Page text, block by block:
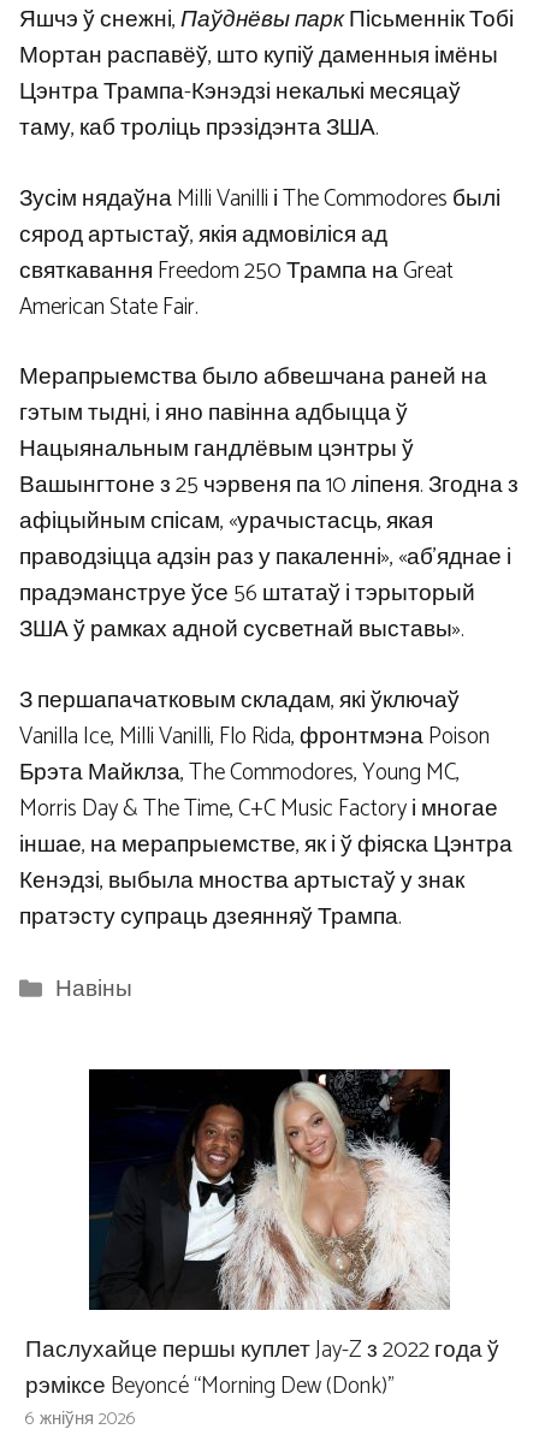
Яшчэ ў снежні,Паўднёвы паркПісьменнік Тобі
Мортан распавёў, што купіў даменныя імёны
Цэнтра Трампа-Кэнэдзі некалькі месяцаў
таму, каб троліць прэзідэнта ЗША.
Зусім нядаўна Milli Vanilli і The Commodores былі
сярод артыстаў, якія адмовіліся ад
святкавання Freedom 250 Трампа на Great
American State Fair.
Мерапрыемства было абвешчана раней на
гэтым тыдні, і яно павінна адбыцца ў
Нацыянальным гандлёвым цэнтры ў
Вашынгтоне з 25 чэрвеня па 10 ліпеня. Згодна з
афіцыйным спісам, «урачыстасць, якая
праводзіцца адзін раз у пакаленні», «аб’яднае і
прадэманструе ўсе 56 штатаў і тэрыторый
ЗША ў рамках адной сусветнай выставы».
З першапачатковым складам, які ўключаў
Vanilla Ice, Milli Vanilli, Flo Rida, фронтмэна Poison
Брэта Майклза, The Commodores, Young MC,
Morris Day & The Time, C+C Music Factory і многае
іншае, на мерапрыемстве, як і ў фіяска Цэнтра
Кенэдзі, выбыла мноства артыстаў у знак
пратэсту супраць дзеянняў Трампа.
Categories
Навіны
Паслухайце першы куплет Jay-Z з 2022 года ў
рэміксе Beyoncé “Morning Dew (Donk)”
6 жніўня 2026